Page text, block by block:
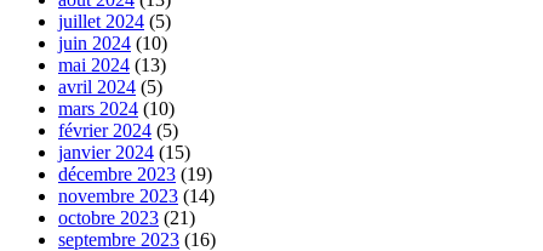
juillet 2024 (5)
juin 2024 (10)
mai 2024 (13)
avril 2024 (5)
mars 2024 (10)
février 2024 (5)
janvier 2024 (15)
décembre 2023 (19)
novembre 2023 (14)
octobre 2023 (21)
septembre 2023 (16)